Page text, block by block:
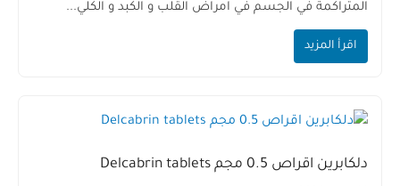
المتراكمة في الجسم في امراض القلب و الكبد و الكلي...
اقرأ المزيد
دلكابرين اقراص 0.5 مجم Delcabrin tablets